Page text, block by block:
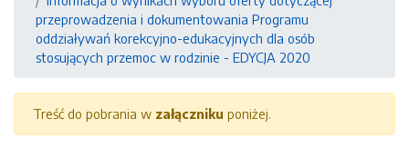
przeprowadzenia i dokumentowania Programu
oddziaływań korekcyjno-edukacyjnych dla osób
stosujących przemoc w rodzinie - EDYCJA 2020
Treść do pobrania w załączniku poniżej.